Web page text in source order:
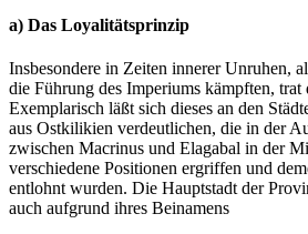
a) Das Loyalitätsprinzip
Insbesondere in Zeiten innerer Unruhen,
die Führung des Imperiums kämpften, trat
Exemplarisch läßt sich dieses an den
aus Ostkilikien verdeutlichen, die in der
zwischen Macrinus und Elagabal in der
verschiedene Positionen ergriffen und
entlohnt wurden. Die Hauptstadt der
auch aufgrund ihres Beinamens